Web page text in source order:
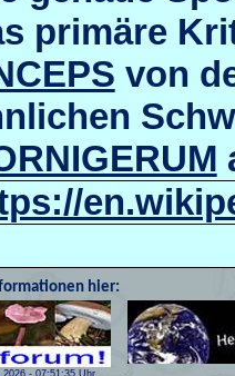
primäre
von
hier:
2026 - 07:51:35 Uhr